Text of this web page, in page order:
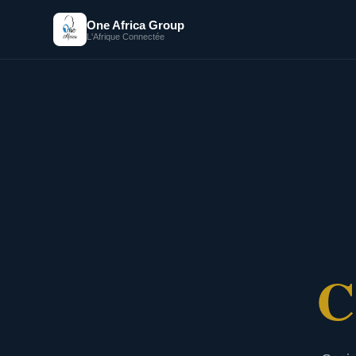
One Africa Group
L'Afrique Connectée